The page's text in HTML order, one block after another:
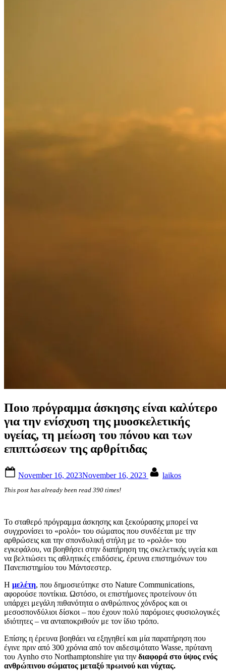
Ποιο πρόγραμμα άσκησης είναι καλύτερο
για την ενίσχυση της μυοσκελετικής
υγείας, τη μείωση του πόνου και των
επιπτώσεων της αρθρίτιδας
on
November 16, 2023November 16, 2023 laikos
This post has already been read 390 times!
Το σταθερό πρόγραμμα άσκησης και ξεκούρασης μπορεί να
συγχρονίσει το «ρολόι» του σώματος που συνδέεται με την
αρθρώσεις και την σπονδυλική στήλη με το «ρολόι» του
εγκεφάλου, να βοηθήσει στην διατήρηση της σκελετικής υγεία και
να βελτιώσει τις αθλητικές επιδόσεις, έρευνα επιστημόνων του
Πανεπιστημίου του Μάντσεστερ.
Η μελέτη, που δημοσιεύτηκε στο Nature Communications,
αφορούσε ποντίκια. Ωστόσο, οι επιστήμονες προτείνουν ότι
υπάρχει μεγάλη πιθανότητα ο ανθρώπινος χόνδρος και οι
μεσοσπονδύλιοι δίσκοι – που έχουν πολύ παρόμοιες φυσιολογικές
ιδιότητες – να ανταποκριθούν με τον ίδιο τρόπο.
Επίσης η έρευνα βοηθάει να εξηγηθεί και μία παρατήρηση που
έγινε πριν από 300 χρόνια από τον αιδεσιμότατο Wasse, πρύτανη
του Aynho στο Northamptonshire για την διαφορά στο ύψος ενός
ανθρώπινου σώματος μεταξύ πρωινού και νύχτας.